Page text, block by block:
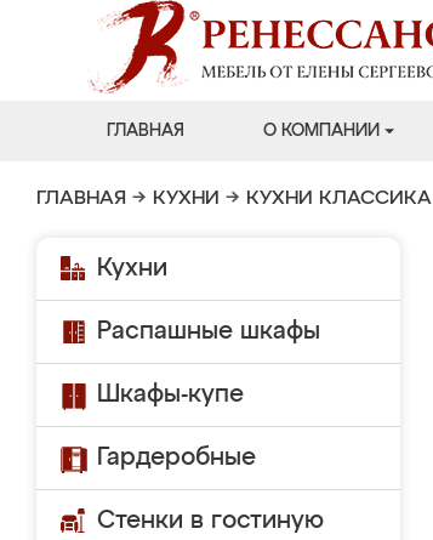
ГЛАВНАЯ О КОМПАНИИ
ГЛАВНАЯ → КУХНИ → КУХНИ КЛАССИКА
Кухни
Распашные шкафы
Шкафы-купе
Гардеробные
Стенки в гостиную